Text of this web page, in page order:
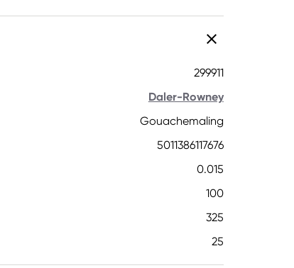
299911
Daler-Rowney
Gouachemaling
5011386117676
0.015
100
325
25